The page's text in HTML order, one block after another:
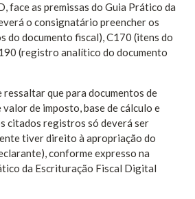
face as premissas do Guia Prático da
o consignatário preencher os
do documento fiscal), C170 (itens do
(registro analítico do documento
ressaltar que para documentos de
valor de imposto, base de cálculo e
citados registros só deverá ser
tiver direito à apropriação do
conforme expresso na
da Escrituração Fiscal Digital